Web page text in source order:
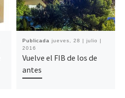
Publicada jueves, 28 | julio |
2016
Vuelve el FIB de los de
antes